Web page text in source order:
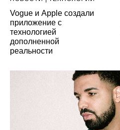
Vogue и Apple создали
приложение с
технологией
дополненной
реальности